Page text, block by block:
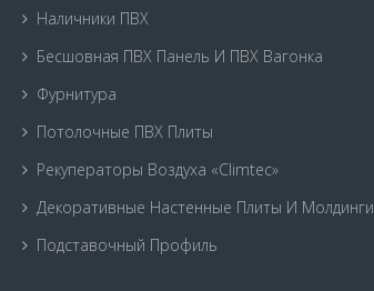
Наличники ПВХ
Бесшовная ПВХ Панель И ПВХ Вагонка
Фурнитура
Потолочные ПВХ Плиты
Рекуператоры Воздуха «Climtec»
Декоративные Настенные Плиты И Молдинги
Подставочный Профиль